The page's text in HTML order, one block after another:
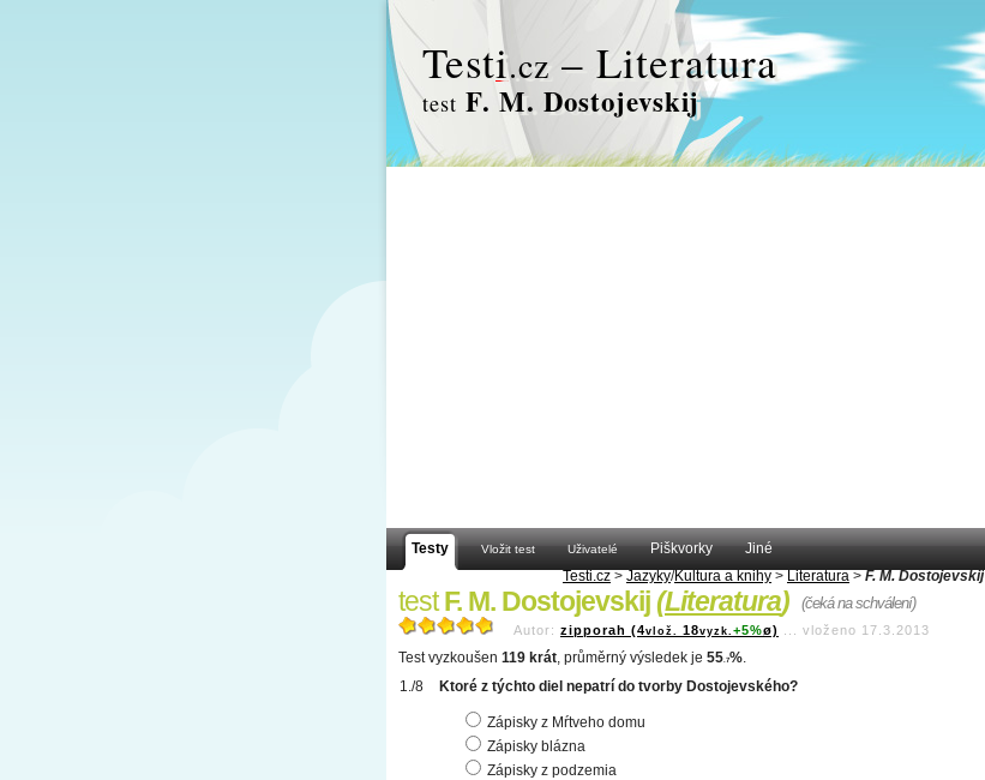
Testi.cz – Literatura
test F. M. Dostojevskij
Testy Vložit test Uživatelé Piškvorky
Jiné
Testi.cz > Jazyky/Kultura a knihy > Literatura > F. M. Dostojevskij
testF. M. Dostojevskij(Literatura) (čeká na schválení)
Autor: zipporah (4vlož. 18vyzk. +5%ø) vloženo 17.3.2013
Test vyzkoušen 119 krát, průměrný výsledek je 55 .7%.
Ktoré z týchto diel nepatrí do tvorby Dostojevského?
Zápisky z Mŕtveho domu
Zápisky blázna
Zápisky z podzemia